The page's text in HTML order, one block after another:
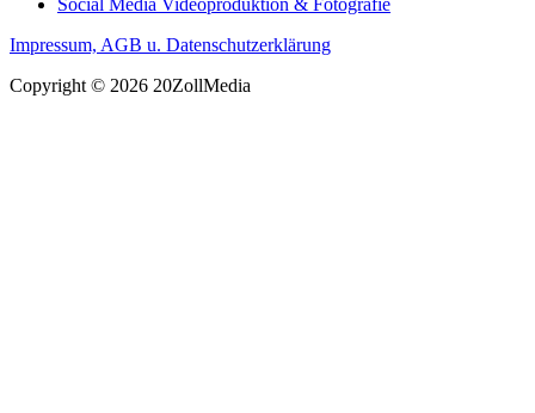
Social Media Videoproduktion & Fotografie
Impressum, AGB u. Datenschutzerklärung
Copyright © 2026 20ZollMedia